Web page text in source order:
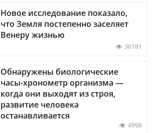
Новое исследование показало,
что Земля постепенно заселяет
Венеру жизнью
36181
Обнаружены биологические
часы-хронометр организма —
когда они выходят из строя,
развитие человека
останавливается
4998